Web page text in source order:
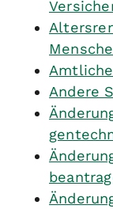
Andere